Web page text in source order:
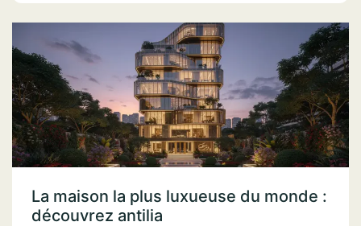
La maison la plus luxueuse du monde :
découvrez antilia